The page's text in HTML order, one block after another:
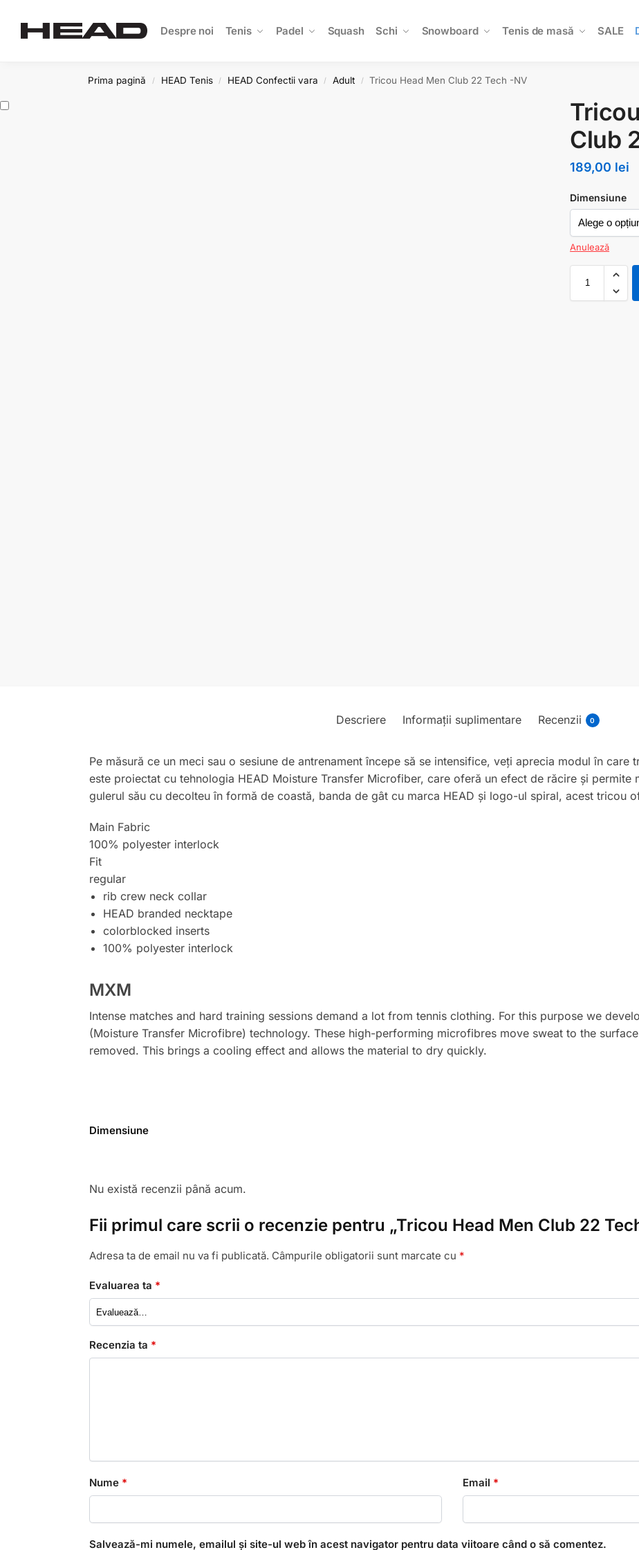
Despre noi Tenis Padel Squash Schi Snowboard Tenis de masă SALE
Search
Prima pagină / HEAD Tenis / HEAD Confectii vara / Adult / Tricou Head Men Club 22 Tech -NV
Club
189,00 lei
Dimensiune
Anulează
Descriere Informații suplimentare Recenzii 0
Pe măsură ce un meci sau o sesiune de antrenament începe să se intensifice, veți aprecia modul în care
este proiectat cu tehnologia HEAD Moisture Transfer Microfiber, care oferă un efect de răcire și permite
gulerul său cu decolteu în formă de coastă, banda de gât cu marca HEAD și logo-ul spiral, acest tricou
Main Fabric
100% polyester interlock
Fit
regular
rib crew neck collar
HEAD branded necktape
colorblocked inserts
100% polyester interlock
MXM
Intense matches and hard training sessions demand a lot from tennis clothing. For this purpose we
(Moisture Transfer Microfibre) technology. These high-performing microfibres move sweat to the
removed. This brings a cooling effect and allows the material to dry quickly.
Dimensiune
Nu există recenzii până acum.
Fii primul care scrii o recenzie pentru „Tricou Head Men Club 22
Adresa ta de email nu va fi publicată. Câmpurile obligatorii sunt marcate cu *
Evaluarea ta *
Recenzia ta *
Nume * Email *
Salvează-mi numele, emailul și site-ul web în acest navigator pentru data viitoare când o să comentez.